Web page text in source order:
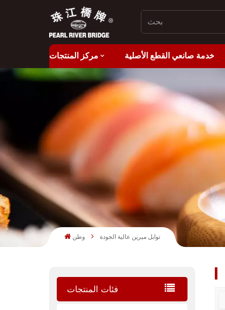
مركز المنتجات خدمة صانعي القطع الأصلية
وطن توابل ميرين عالية الجودة
فئات المنتجات